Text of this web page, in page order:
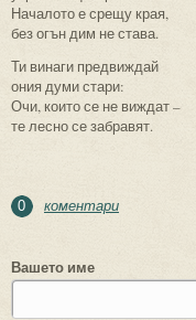
Началото е срещу края,
без огън дим не става.
Ти винаги предвиждай
ония думи стари:
Очи, които се не виждат –
те лесно се забравят.
0 коментари
Вашето име